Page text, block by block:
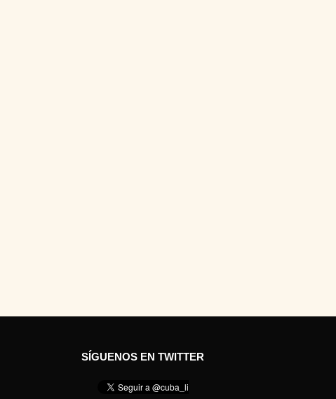
SÍGUENOS EN TWITTER